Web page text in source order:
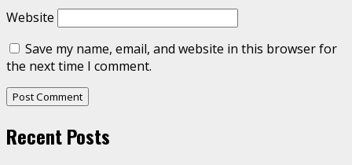
Website
Save my name, email, and website in this browser for
the next time I comment.
Recent Posts